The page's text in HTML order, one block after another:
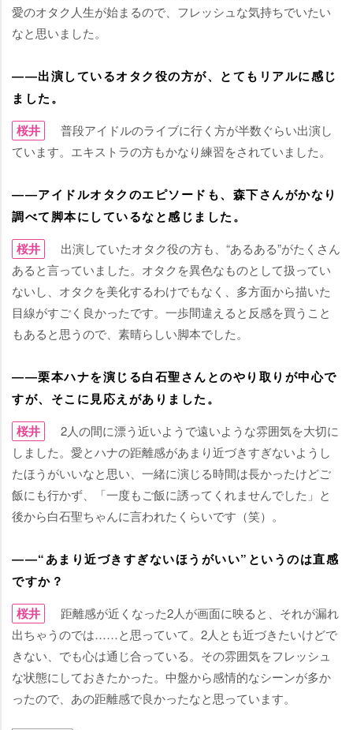
愛のオタク人生が始まるので、フレッシュな気持ちでいたい
なと思いました。
――出演しているオタク役の方が、とてもリアルに感じ
ました。
桜井
普段アイドルのライブに行く方が半数ぐらい出演し
ています。エキストラの方もかなり練習をされていました。
――アイドルオタクのエピソードも、森下さんがかなり
調べて脚本にしているなと感じました。
桜井
出演していたオタク役の方も、“あるある”がたくさん
あると言っていました。オタクを異色なものとして扱ってい
ないし、オタクを美化するわけでもなく、多方面から描いた
目線がすごく良かったです。一歩間違えると反感を買うこと
もあると思うので、素晴らしい脚本でした。
――栗本ハナを演じる白石聖さんとのやり取りが中心で
すが、そこに見応えがありました。
桜井
2人の間に漂う近いようで遠いような雰囲気を大切に
しました。愛とハナの距離感があまり近づきすぎないようし
たほうがいいなと思い、一緒に演じる時間は長かったけどご
飯にも行かず、「一度もご飯に誘ってくれませんでした」と
後から白石聖ちゃんに言われたくらいです（笑）。
――“あまり近づきすぎないほうがいい”というのは直感
ですか？
桜井
距離感が近くなった2人が画面に映ると、それが漏れ
出ちゃうのでは……と思っていて。2人とも近づきたいけどで
きない、でも心は通じ合っている。その雰囲気をフレッシュ
な状態にしておきたかった。中盤から感情的なシーンが多か
ったので、あの距離感で良かったなと思っています。